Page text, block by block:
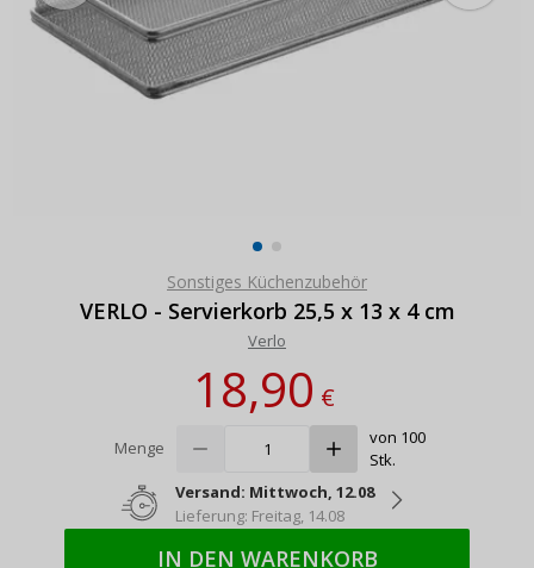
Sonstiges Küchenzubehör
VERLO - Servierkorb 25,5 x 13 x 4 cm
Verlo
18,90€
Menge
von 100
Stk.
Versand: Mittwoch, 12.08
Lieferung: Freitag, 14.08
IN DEN WARENKORB